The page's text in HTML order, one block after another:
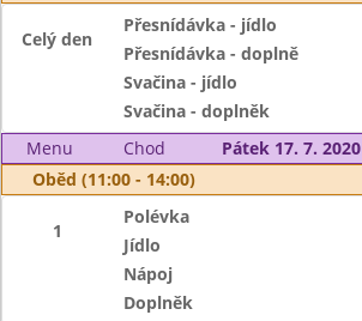
Celý den
Přesnídávka - jídlo
Přesnídávka - doplně
Svačina - jídlo
Svačina - doplněk
Menu
Chod
Pátek 17. 7. 2020
Oběd (11:00 - 14:00)
1
Polévka
Jídlo
Nápoj
Doplněk